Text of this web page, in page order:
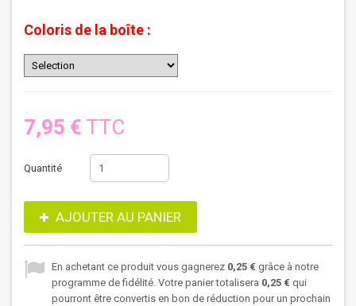
Coloris de la boîte :
7,95 € TTC
Quantité
AJOUTER AU PANIER
En achetant ce produit vous gagnerez 0,25 € grâce à notre
programme de fidélité. Votre panier totalisera 0,25 € qui
pourront être convertis en bon de réduction pour un prochain